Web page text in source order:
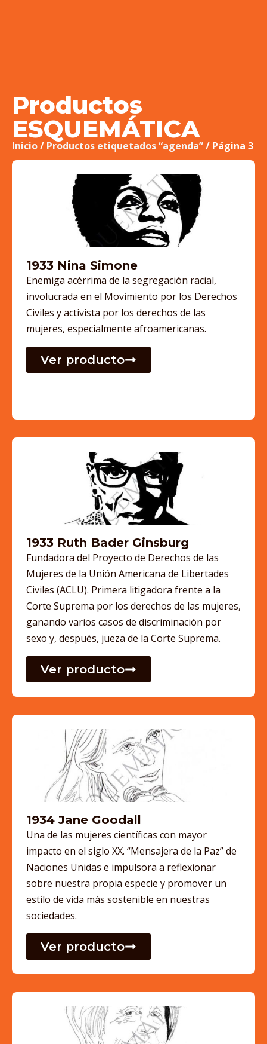
Productos
ESQUEMÁTICA
Inicio/ Productos etiquetados “agenda”/ Página 3
1933 Nina Simone
Enemiga acérrima de la segregación racial,
involucrada en el Movimiento por los Derechos
Civiles y activista por los derechos de las
mujeres, especialmente afroamericanas.
Ver producto
1933 Ruth Bader Ginsburg
Fundadora del Proyecto de Derechos de las
Mujeres de la Unión Americana de Libertades
Civiles (ACLU). Primera litigadora frente a la
Corte Suprema por los derechos de las mujeres,
ganando varios casos de discriminación por
sexo y, después, jueza de la Corte Suprema.
Ver producto
1934 Jane Goodall
Una de las mujeres científicas con mayor
impacto en el siglo XX. “Mensajera de la Paz” de
Naciones Unidas e impulsora a reflexionar
sobre nuestra propia especie y promover un
estilo de vida más sostenible en nuestras
sociedades.
Ver producto